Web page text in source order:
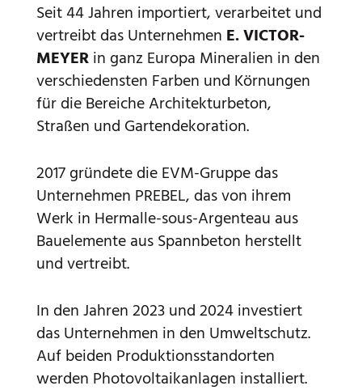
Seit 44 Jahren importiert, verarbeitet und
vertreibt das Unternehmen E. VICTOR-
MEYERin ganz Europa Mineralien in den
verschiedensten Farben und Körnungen
für die Bereiche Architekturbeton,
Straßen und Gartendekoration.
2017 gründete die EVM-Gruppe das
Unternehmen PREBEL, das von ihrem
Werk in Hermalle-sous-Argenteau aus
Bauelemente aus Spannbeton herstellt
und vertreibt.
In den Jahren 2023 und 2024 investiert
das Unternehmen in den Umweltschutz.
Auf beiden Produktionsstandorten
werden Photovoltaikanlagen installiert.